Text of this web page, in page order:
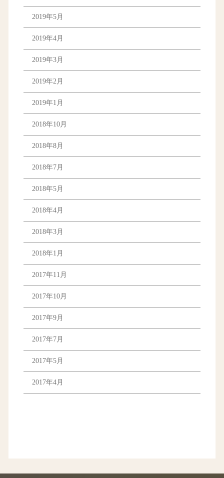
2019年5月
2019年4月
2019年3月
2019年2月
2019年1月
2018年10月
2018年8月
2018年7月
2018年5月
2018年4月
2018年3月
2018年1月
2017年11月
2017年10月
2017年9月
2017年7月
2017年5月
2017年4月